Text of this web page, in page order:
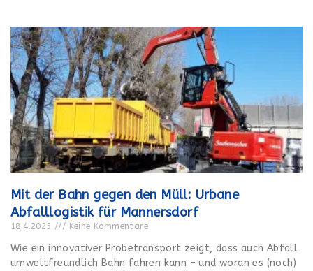
Mit der Bahn gegen den Müll: Urbane
Abfalllogistik für Mannersdorf
18.4.2025 Keine Kommentare
Wie ein innovativer Probetransport zeigt, dass auch Abfall
umweltfreundlich Bahn fahren kann – und woran es (noch)